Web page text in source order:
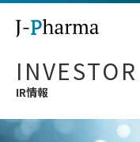
IR情報